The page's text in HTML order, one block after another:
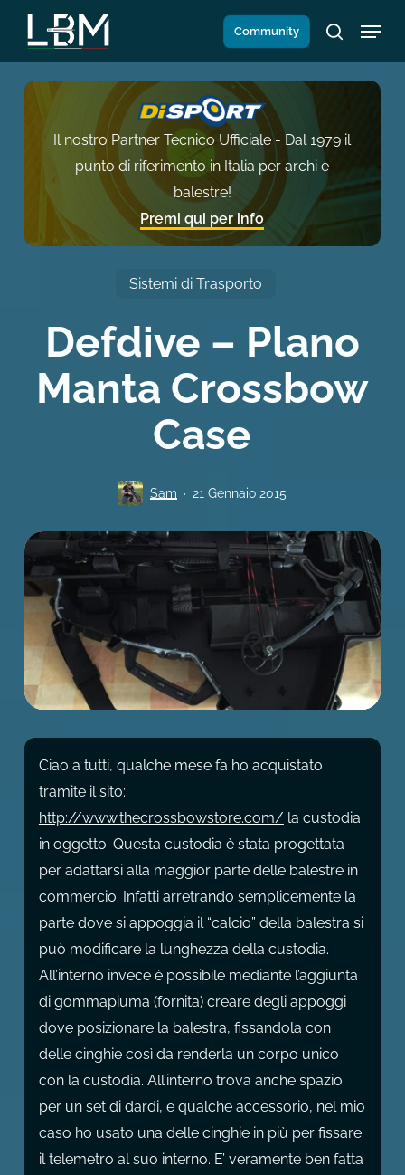
Salta
contenuto
principale
Community
search
Menu
Il nostro Partner Tecnico Ufficiale - Dal 1979 il
punto di riferimento in Italia per archi e
balestre!
Premi qui per info
Sistemi di Trasporto
Defdive – Plano
Manta Crossbow
Case
Sam 21 Gennaio 2015
Ciao a tutti, qualche mese fa ho acquistato
tramite il sito:
http://www.thecrossbowstore.com/ la custodia
in oggetto. Questa custodia è stata progettata
per adattarsi alla maggior parte delle balestre in
commercio. Infatti arretrando semplicemente la
parte dove si appoggia il “calcio” della balestra si
può modificare la lunghezza della custodia.
All’interno invece è possibile mediante l’aggiunta
di gommapiuma (fornita) creare degli appoggi
dove posizionare la balestra, fissandola con
delle cinghie così da renderla un corpo unico
con la custodia. All’interno trova anche spazio
per un set di dardi, e qualche accessorio, nel mio
caso ho usato una delle cinghie in più per fissare
il telemetro al suo interno. E’ veramente ben fatta